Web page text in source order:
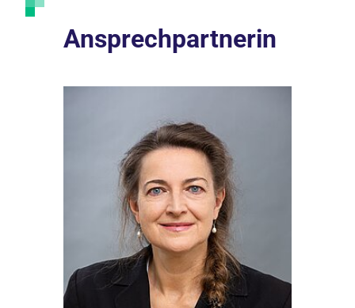
Ansprechpartnerin